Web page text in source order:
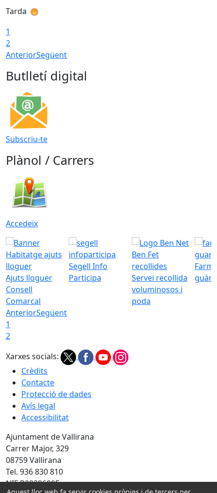
Tarda
1
2
AnteriorSegüent
Butlletí digital
Subscriu-te
Plànol / Carrers
Accedeix
Ajuts lloguer
Consell
Comarcal
Segell Info
Participa
Servei recollida
voluminosos i
poda
AnteriorSegüent
1
2
Xarxes socials:
Crèdits
Contacte
Protecció de dades
Avís legal
Accessibilitat
Ajuntament de Vallirana
Carrer Major, 329
08759 Vallirana
Tel. 936 830 810
NIF P0829600F